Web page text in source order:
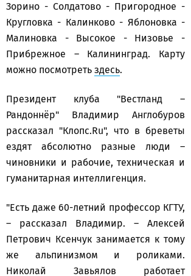
Зорино - Солдатово - Пригородное -
Кругловка - Калинково - Яблоновка -
Малиновка - Высокое - Низовье -
Прибрежное – Калининград. Карту
можно посмотреть здесь.
Президент клуба "Вестланд –
Рандоннёр" Владимир Англобуров
рассказал "Клопс.Ru", что в бреветы
ездят абсолютно разные люди –
чиновники и рабочие, техническая и
гуманитарная интеллигенция.
"Есть даже 60-летний профессор КГТУ,
– рассказал Владимир. – Алексей
Петрович Ксенчук занимается к тому
же альпинизмом и роликами.
Николай Завьялов работает